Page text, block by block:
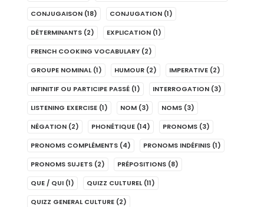
CONJUGAISON (18) CONJUGATION (1)
DÉTERMINANTS (2) EXPLICATION (1)
FRENCH COOKING VOCABULARY (2)
GROUPE NOMINAL (1) HUMOUR (2) IMPERATIVE (2)
INFINITIF OU PARTICIPE PASSÉ (1) INTERROGATION (3)
LISTENING EXERCISE (1) NOM (3) NOMS (3)
NÉGATION (2) PHONÉTIQUE (14) PRONOMS (3)
PRONOMS COMPLÉMENTS (4) PRONOMS INDÉFINIS (1)
PRONOMS SUJETS (2) PRÉPOSITIONS (8)
QUE / QUI (1) QUIZZ CULTUREL (11)
QUIZZ GENERAL CULTURE (2)